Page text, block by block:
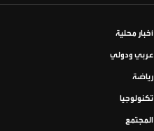
أخبار محلية
عربي ودولي
رياضة
تكنولوجيا
المجتمع